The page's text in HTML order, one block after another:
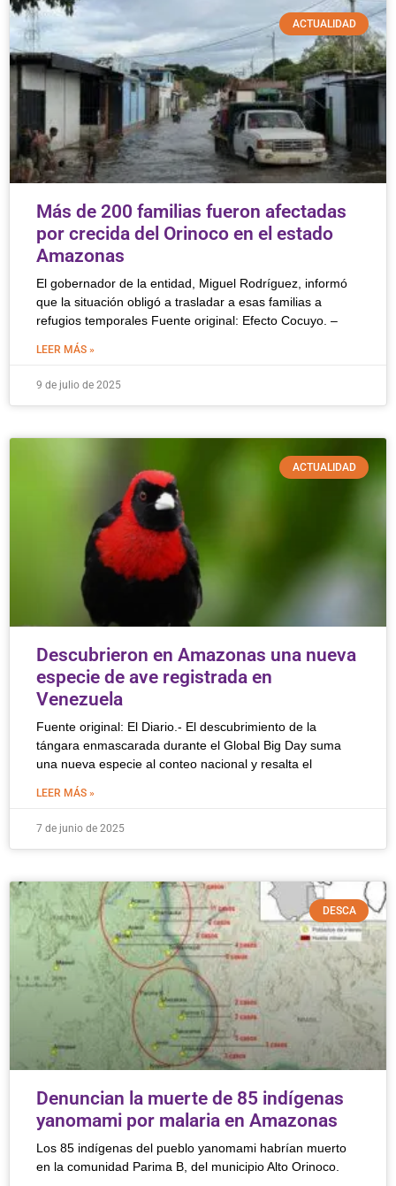
ACTUALIDAD
Más de 200 familias fueron afectadas
por crecida del Orinoco en el estado
Amazonas
El gobernador de la entidad, Miguel Rodríguez, informó
que la situación obligó a trasladar a esas familias a
refugios temporales Fuente original: Efecto Cocuyo. –
LEER MÁS »
9 de julio de 2025
ACTUALIDAD
Descubrieron en Amazonas una nueva
especie de ave registrada en
Venezuela
Fuente original: El Diario.- El descubrimiento de la
tángara enmascarada durante el Global Big Day suma
una nueva especie al conteo nacional y resalta el
LEER MÁS »
7 de junio de 2025
DESCA
Denuncian la muerte de 85 indígenas
yanomami por malaria en Amazonas
Los 85 indígenas del pueblo yanomami habrían muerto
en la comunidad Parima B, del municipio Alto Orinoco.